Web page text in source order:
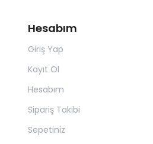
Hesabım
Giriş Yap
Kayıt Ol
Hesabım
Sipariş Takibi
Sepetiniz